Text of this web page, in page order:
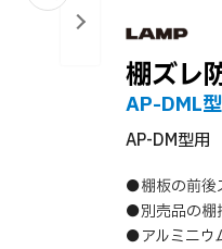
棚ズレ
AP-DML型
AP-DM型用
●棚板の前後
●別売品の棚
●アルミニウ